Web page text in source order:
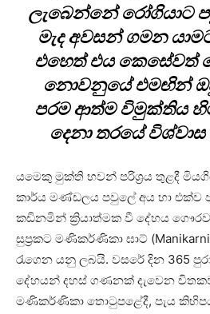
ලැබෙන්නේ රෝගියාට
මැද අවසන් ගමන
එහෙත් එය
නොවනුයේ එමඟින්
පරම ආත්ම විමුක්තිය
දෙනා තරයේ
යමෙකු මුක්ති භවන් පරිශ්‍රය තුළදී
කාර්ය මණ්ඩලය පවුලේ අය හා එක්ව
කඩිනමින් ක්‍රියාත්මක වී දේහය
සුප්‍රකට මණිකර්ණිකා ඝාට්
රැගෙන යනු ලබයි. වසරේ දින 365
දේහයන් දහස් ගණනක් දැවෙන
මණිකර්ණිකා තොටුපළේදී, පැය